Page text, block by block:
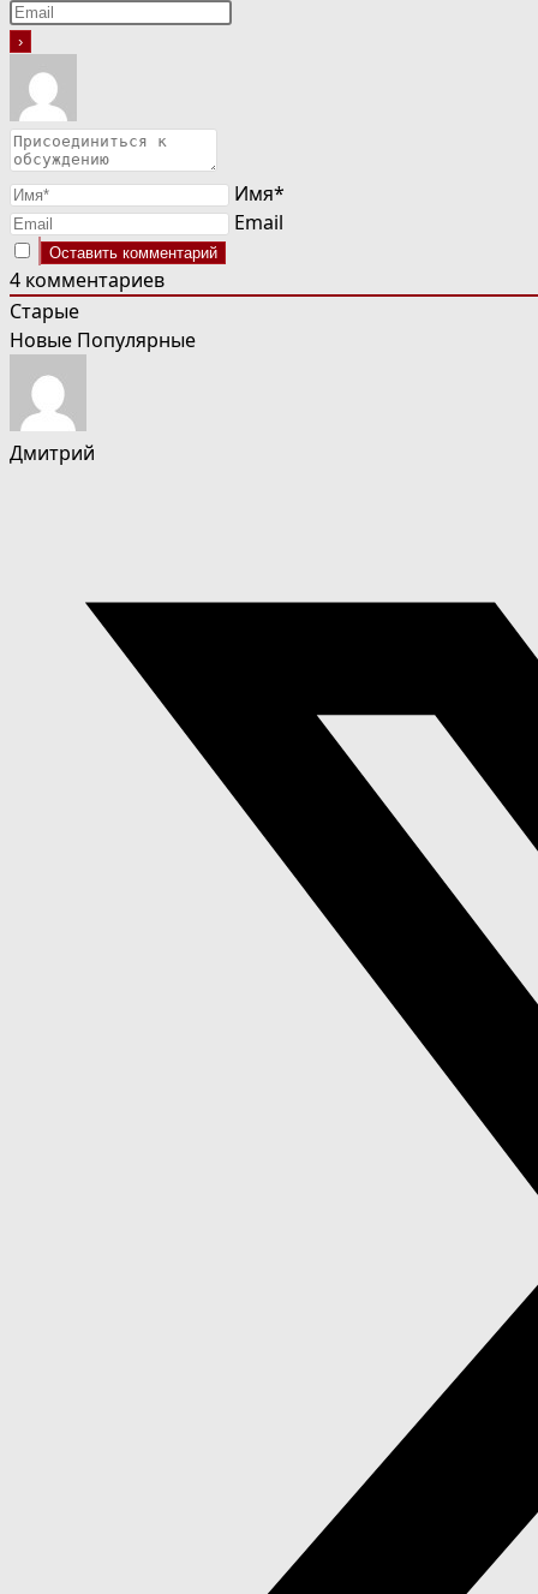
Имя*
Email
4 комментариев
Старые
Новые Популярные
Дмитрий